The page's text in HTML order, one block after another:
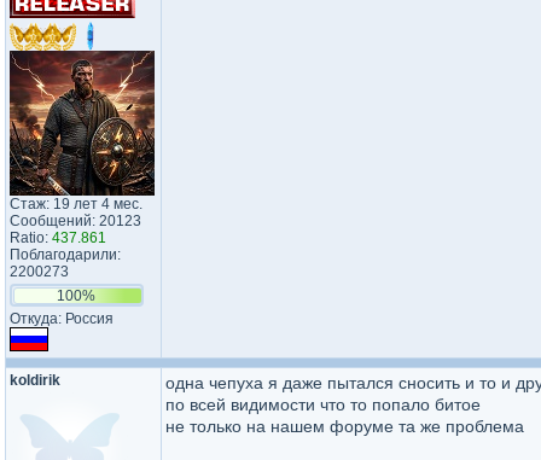
Стаж: 19 лет 4 мес.
Сообщений: 20123
Ratio: 437.861
Поблагодарили:
2200273
100%
Откуда: Россия
koldirik
одна чепуха я даже пытался сносить и то и
по всей видимости что то попало битое
не только на нашем форуме та же проблема